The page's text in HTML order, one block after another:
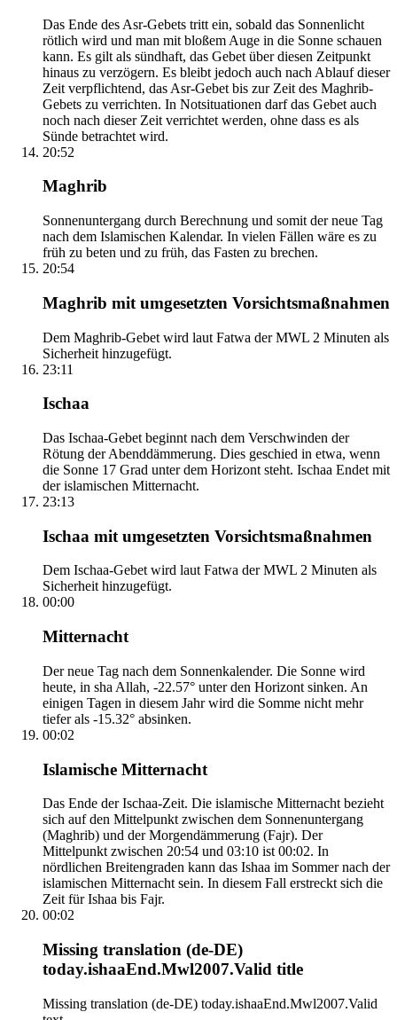
Das Ende des Asr-Gebets tritt ein, sobald das Sonnenlicht
rötlich wird und man mit bloßem Auge in die Sonne schauen
kann. Es gilt als sündhaft, das Gebet über diesen Zeitpunkt
hinaus zu verzögern. Es bleibt jedoch auch nach Ablauf dieser
Zeit verpflichtend, das Asr-Gebet bis zur Zeit des Maghrib-
Gebets zu verrichten. In Notsituationen darf das Gebet auch
noch nach dieser Zeit verrichtet werden, ohne dass es als
Sünde betrachtet wird.
20:52
Maghrib
Sonnenuntergang durch Berechnung und somit der neue Tag
nach dem Islamischen Kalendar. In vielen Fällen wäre es zu
früh zu beten und zu früh, das Fasten zu brechen.
20:54
Maghrib mit umgesetzten Vorsichtsmaßnahmen
Dem Maghrib-Gebet wird laut Fatwa der MWL 2 Minuten als
Sicherheit hinzugefügt.
23:11
Ischaa
Das Ischaa-Gebet beginnt nach dem Verschwinden der
Rötung der Abenddämmerung. Dies geschied in etwa, wenn
die Sonne 17 Grad unter dem Horizont steht. Ischaa Endet mit
der islamischen Mitternacht.
23:13
Ischaa mit umgesetzten Vorsichtsmaßnahmen
Dem Ischaa-Gebet wird laut Fatwa der MWL 2 Minuten als
Sicherheit hinzugefügt.
00:00
Mitternacht
Der neue Tag nach dem Sonnenkalender. Die Sonne wird
heute, in sha Allah, -22.57° unter den Horizont sinken. An
einigen Tagen in diesem Jahr wird die Somme nicht mehr
tiefer als -15.32° absinken.
00:02
Islamische Mitternacht
Das Ende der Ischaa-Zeit. Die islamische Mitternacht bezieht
sich auf den Mittelpunkt zwischen dem Sonnenuntergang
(Maghrib) und der Morgendämmerung (Fajr). Der
Mittelpunkt zwischen 20:54 und 03:10 ist 00:02. In
nördlichen Breitengraden kann das Ishaa im Sommer nach der
islamischen Mitternacht sein. In diesem Fall erstreckt sich die
Zeit für Ishaa bis Fajr.
00:02
Missing translation (de-DE)
today.ishaaEnd.Mwl2007.Valid title
Missing translation (de-DE) today.ishaaEnd.Mwl2007.Valid